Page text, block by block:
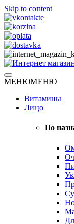
Skip to content
Интернет
Натуральная
МЕНЮМЕНЮ
Витамины
Лицо
По